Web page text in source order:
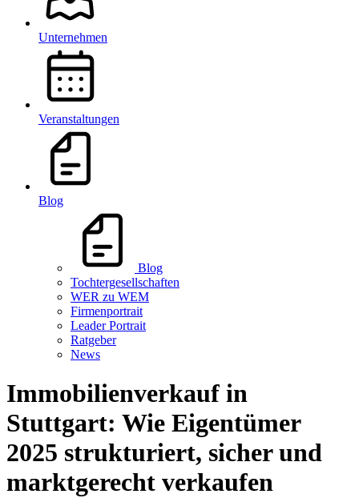
Unternehmen
Veranstaltungen
Blog
Blog
Tochtergesellschaften
WER zu WEM
Firmenportrait
Leader Portrait
Ratgeber
News
Immobilienverkauf in
Stuttgart: Wie Eigentümer
2025 strukturiert, sicher und
marktgerecht verkaufen